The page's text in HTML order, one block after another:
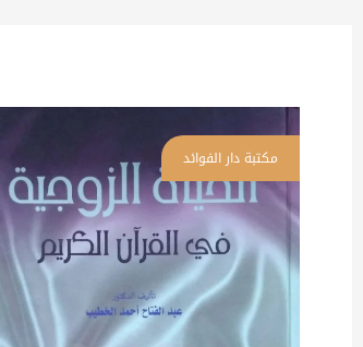
الحياة
الزوجية
في
القرآن
الكريم